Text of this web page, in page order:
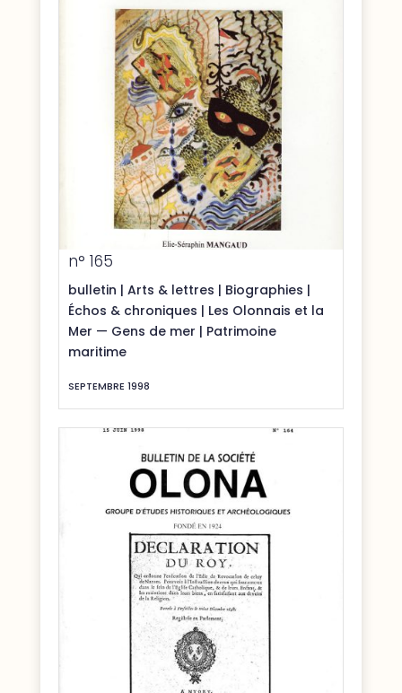
n° 165
bulletin | Arts & lettres | Biographies |
Échos & chroniques | Les Olonnais et la
Mer — Gens de mer | Patrimoine
maritime
SEPTEMBRE 1998